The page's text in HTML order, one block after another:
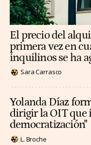
El precio del
primera vez en
inquilinos se ha
Sara Carrasco
Yolanda Díaz
dirigir la OIT que
democratización"
L. Broche